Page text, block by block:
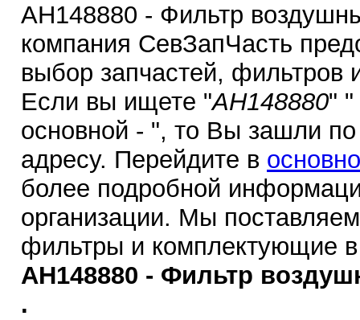
AH148880 - Фильтр
компания СевЗапЧасть
выбор запчастей, фильтров
Если вы ищете "AH148880"
основной - ", то Вы зашли
адресу. Перейдите в
более подробной
организации. Мы
фильтры и комплектующие
AH148880 - Фильтр
.